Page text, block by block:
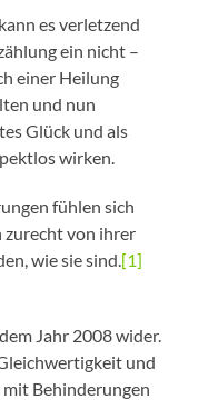
es verletzend
ein nicht –
einer Heilung
und nun
Glück und als
wirken.
fühlen sich
von ihrer
wie sie sind.[1]
Jahr 2008 wider.
und
Behinderungen